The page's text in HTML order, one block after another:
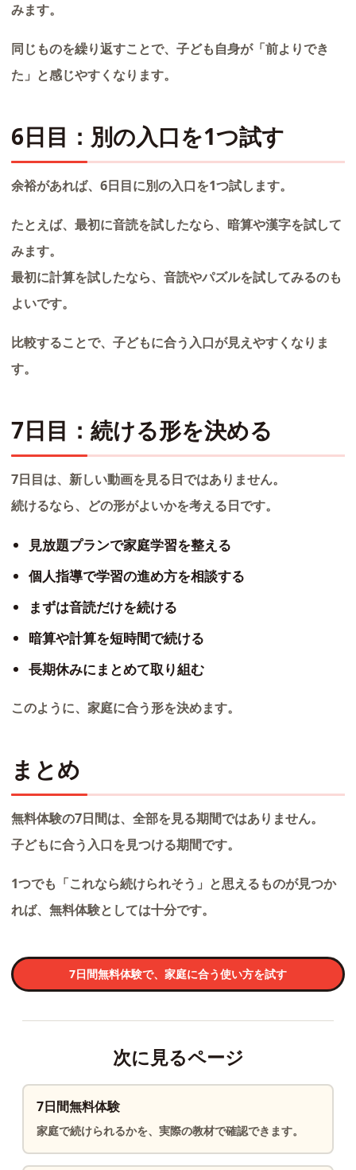
みます。
同じものを繰り返すことで、子ども自身が「前よりでき
た」と感じやすくなります。
6日目：別の入口を1つ試す
余裕があれば、6日目に別の入口を1つ試します。
たとえば、最初に音読を試したなら、暗算や漢字を試して
みます。
最初に計算を試したなら、音読やパズルを試してみるのも
よいです。
比較することで、子どもに合う入口が見えやすくなりま
す。
7日目：続ける形を決める
7日目は、新しい動画を見る日ではありません。
続けるなら、どの形がよいかを考える日です。
見放題プランで家庭学習を整える
個人指導で学習の進め方を相談する
まずは音読だけを続ける
暗算や計算を短時間で続ける
長期休みにまとめて取り組む
このように、家庭に合う形を決めます。
まとめ
無料体験の7日間は、全部を見る期間ではありません。
子どもに合う入口を見つける期間です。
1つでも「これなら続けられそう」と思えるものが見つか
れば、無料体験としては十分です。
7日間無料体験で、家庭に合う使い方を試す
次に見るページ
7日間無料体験
家庭で続けられるかを、実際の教材で確認できます。